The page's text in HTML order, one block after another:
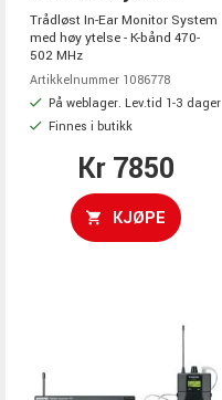
Trådløst In-Ear Monitor System
med høy ytelse - K-bånd 470-
502 MHz
Artikkelnummer 1086778
På weblager. Lev.tid 1-3 dager
Finnes i butikk
Kr 7850
KJØPE